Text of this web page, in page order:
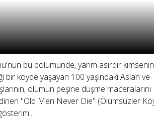
bu bölümünde, yarım asırdır kimsenin
bir köyde yaşayan 100 yaşındaki Aslan ve
ölümün peşine düşme maceralarını
"Old Men Never Die" (Ölümsüzler